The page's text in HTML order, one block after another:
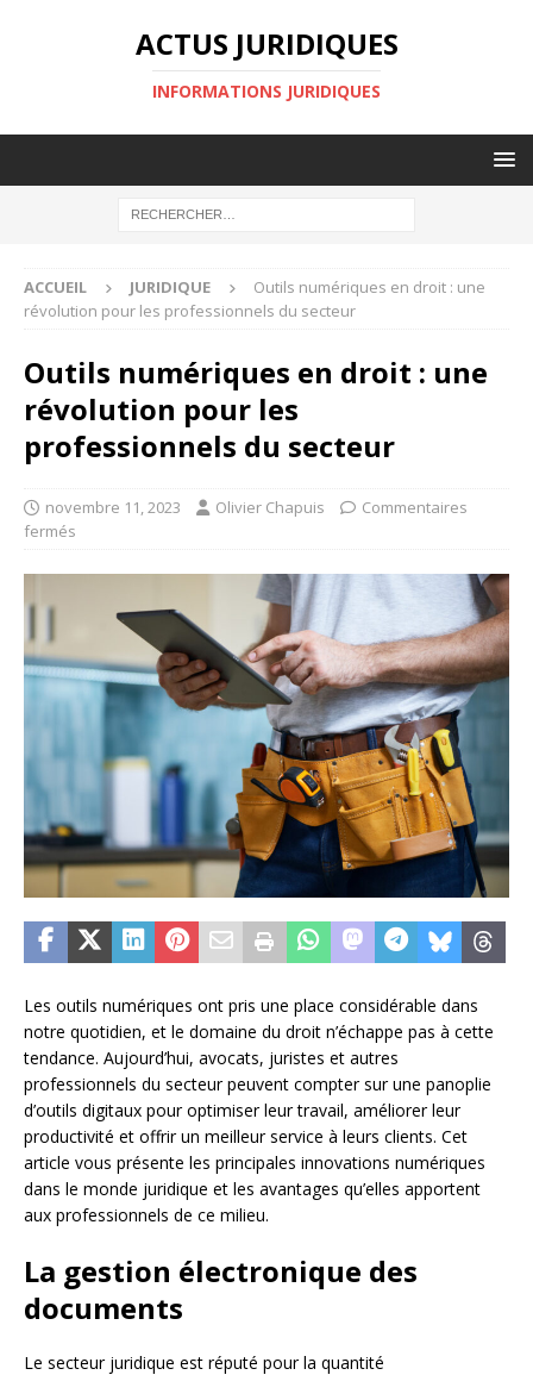
ACTUS JURIDIQUES
INFORMATIONS JURIDIQUES
ACCUEIL JURIDIQUE
Outils numériques en droit : une
révolution pour les professionnels du secteur
Outils numériques en droit : une
révolution pour les
professionnels du secteur
novembre 11, 2023 Olivier Chapuis
Commentaires
fermés
Les outils numériques ont pris une place considérable dans
notre quotidien, et le domaine du droit n’échappe pas à cette
tendance. Aujourd’hui, avocats, juristes et autres
professionnels du secteur peuvent compter sur une panoplie
d’outils digitaux pour optimiser leur travail, améliorer leur
productivité et offrir un meilleur service à leurs clients. Cet
article vous présente les principales innovations numériques
dans le monde juridique et les avantages qu’elles apportent
aux professionnels de ce milieu.
La gestion électronique des
documents
Le secteur juridique est réputé pour la quantité